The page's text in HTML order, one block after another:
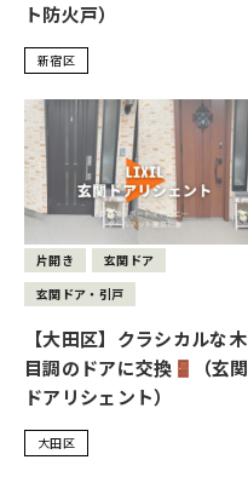
ト防火戸）
新宿区
片開き
玄関ドア
玄関ドア・引戸
【大田区】クラシカルな木
目調のドアに交換
（玄関
ドアリシェント）
大田区